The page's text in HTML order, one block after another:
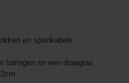
en spankabels
haringen en een draagtas